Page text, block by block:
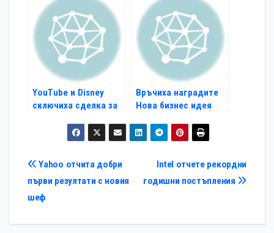
YouTube и Disney
сключиха сделка за
Връчиха наградите
Нова бизнес идея
Навигация
Intel отчете рекордни
годишни постъпления
Yahoo отчита добри
първи резултати с новия
шеф